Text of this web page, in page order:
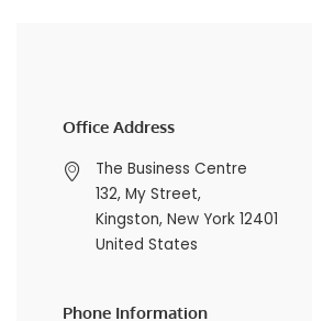
Office Address
The Business Centre
132, My Street,
Kingston, New York 12401
United States
Phone Information